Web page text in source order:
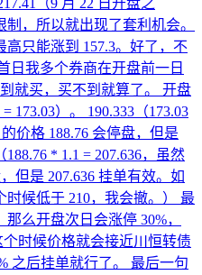
，所以就出现了套利机会。
只能涨到 157.3。好了，不
日我多个券商在开盘前一日
就买，买不到就算了。 开盘
173.03）。 190.333（173.03
价格 188.76 会停盘，但是
* 1.1 = 207.636，虽然
但是 207.636 挂单有效。如
候低于 210，我会撤。） 最
么开盘次日会涨停 30%，
时候价格就会接近川恒转债
之后挂单就行了。 最后一句